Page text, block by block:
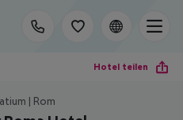
Hotel teilen
| Rom